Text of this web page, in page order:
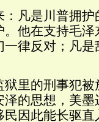
凡是川普拥
他在支持毛泽
律反对；凡
里的刑事犯
的思想，美
因此能长驱